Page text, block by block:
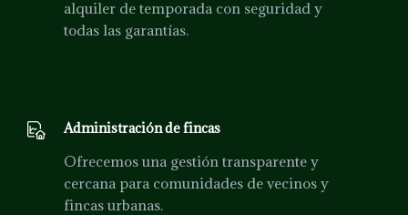
alquiler de temporada con seguridad y
todas las garantías.
Administración de fincas
Ofrecemos una gestión transparente y
cercana para comunidades de vecinos y
fincas urbanas.